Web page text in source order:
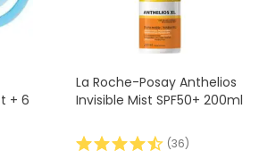
+ 6
La Roche-Posay Anthelios
Invisible Mist SPF50+ 200ml
(36)